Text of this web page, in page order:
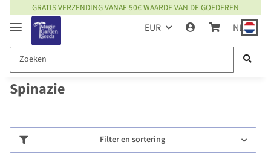
GRATIS VERZENDING VANAF 50€ WAARDE VAN DE GOEDEREN
EUR NL
Spinazie
Filter en sortering